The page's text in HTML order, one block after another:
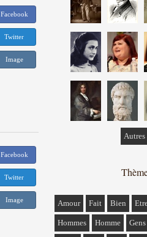
Facebook
Twitter
Image
Facebook
Twitter
Image
Autres
Amour Fait Bien
Hommes Homme Gens